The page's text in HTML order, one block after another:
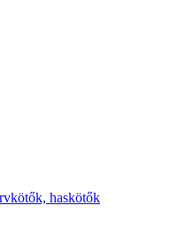
haskötők